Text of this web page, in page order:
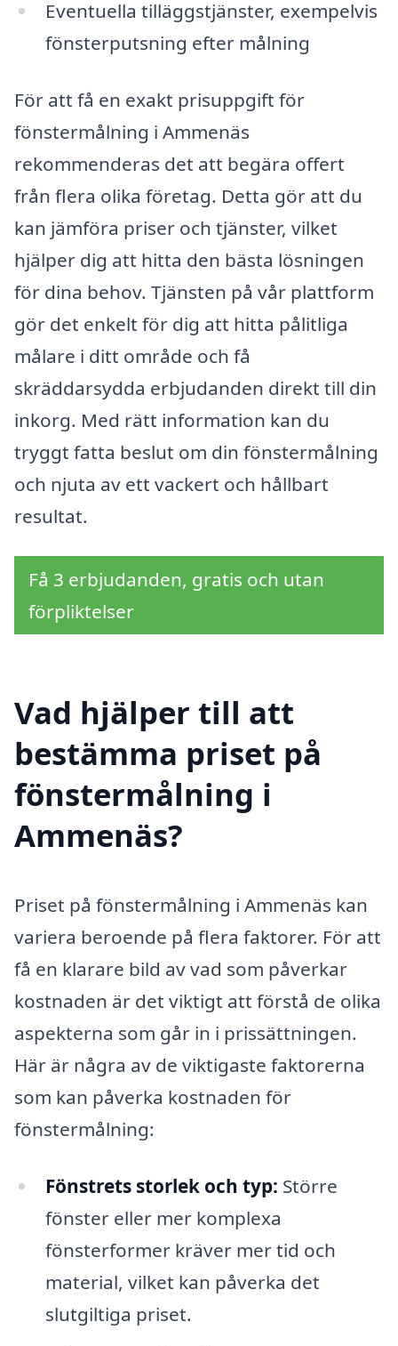
Eventuella tilläggstjänster, exempelvis
fönsterputsning efter målning
För att få en exakt prisuppgift för
fönstermålning i Ammenäs
rekommenderas det att begära offert
från flera olika företag. Detta gör att du
kan jämföra priser och tjänster, vilket
hjälper dig att hitta den bästa lösningen
för dina behov. Tjänsten på vår plattform
gör det enkelt för dig att hitta pålitliga
målare i ditt område och få
skräddarsydda erbjudanden direkt till din
inkorg. Med rätt information kan du
tryggt fatta beslut om din fönstermålning
och njuta av ett vackert och hållbart
resultat.
Få 3 erbjudanden, gratis och utan
förpliktelser
Vad hjälper till att
bestämma priset på
fönstermålning i
Ammenäs?
Priset på fönstermålning i Ammenäs kan
variera beroende på flera faktorer. För att
få en klarare bild av vad som påverkar
kostnaden är det viktigt att förstå de olika
aspekterna som går in i prissättningen.
Här är några av de viktigaste faktorerna
som kan påverka kostnaden för
fönstermålning:
Fönstrets storlek och typ: Större
fönster eller mer komplexa
fönsterformer kräver mer tid och
material, vilket kan påverka det
slutgiltiga priset.